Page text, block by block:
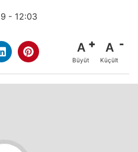
- 12:03
A
Büyüt
A
Küçült